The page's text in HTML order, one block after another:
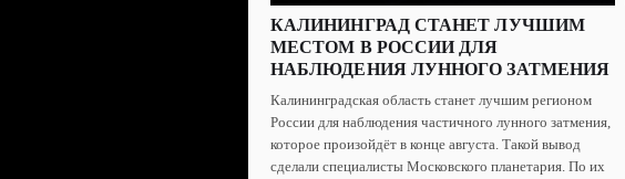
КАЛИНИНГРАД СТАНЕТ ЛУЧШИМ
МЕСТОМ В РОССИИ ДЛЯ
НАБЛЮДЕНИЯ ЛУННОГО ЗАТМЕНИЯ
Калининградская область станет лучшим регионом
России для наблюдения частичного лунного затмения,
которое произойдёт в конце августа. Такой вывод
сделали специалисты Московского планетария. По их